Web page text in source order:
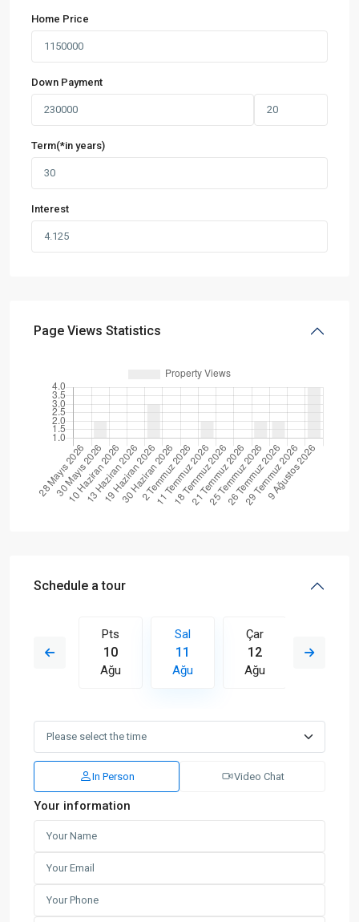
Home Price
Down Payment
Term(*in years)
Interest
Page Views Statistics
Schedule a tour
19
Pts
10
Ağu
Sal
11
Ağu
Çar
12
Ağu
In Person Video Chat
Your information